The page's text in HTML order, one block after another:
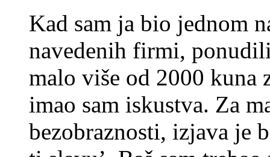
Kad sam ja bio jednom
navedenih firmi,
malo više od 2000 kuna
imao sam iskustva. Za
bezobraznosti, izjava je